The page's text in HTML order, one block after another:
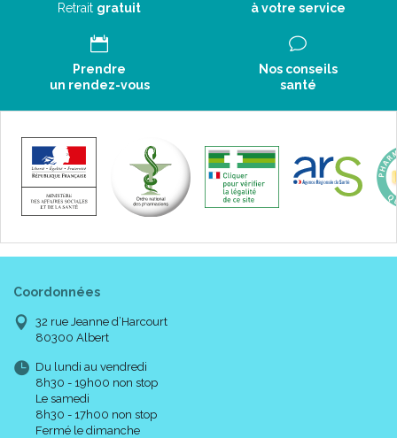
Retrait gratuit
à votre service
Prendre
un rendez-vous
Nos conseils
santé
Coordonnées
32 rue Jeanne d’Harcourt
80300 Albert
Du lundi au vendredi
8h30 - 19h00 non stop
Le samedi
8h30 - 17h00 non stop
Fermé le dimanche